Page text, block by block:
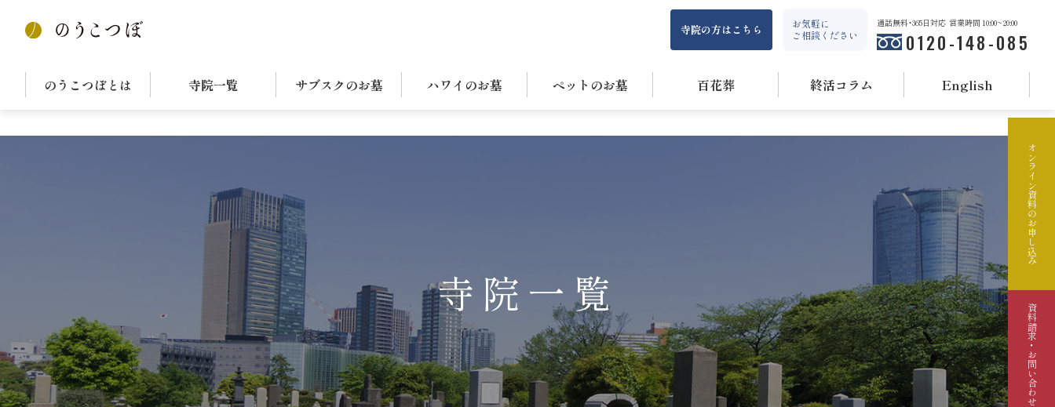
寺院の方はこちら
お気軽に
ご相談ください
通話無料・365日対応 営業時間 10:00~20:00
0120-148-085
のうこつぼとは 寺院一覧 サブスクのお墓 ハワイのお墓 ペットのお墓 百花葬 終活コラム English
寺院一覧
オンライン資料のお申し込み
資料請求・お問い合わせ